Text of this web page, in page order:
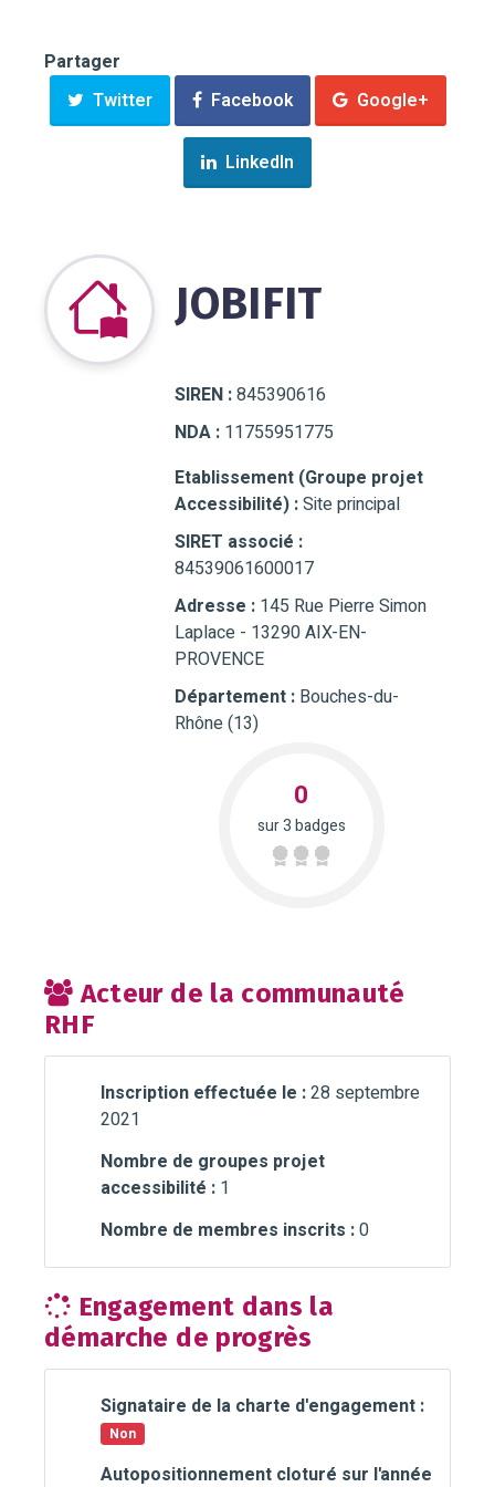
Partager
Twitter
Facebook Google+
LinkedIn
JOBIFIT
SIREN :845390616
NDA : 11755951775
Etablissement (Groupe projet
Accessibilité) :Site principal
SIRET associé :
84539061600017
Adresse : 145 Rue Pierre Simon
Laplace - 13290 AIX-EN-
PROVENCE
Département : Bouches-du-
Rhône (13)
0
sur 3 badges
Acteur de la communauté
RHF
Inscription effectuée le :28 septembre
2021
Nombre de groupes projet
accessibilité : 1
Nombre de membres inscrits :0
Engagement dans la
démarche de progrès
Signataire de la charte d'engagement :
Non
Autopositionnement cloturé sur l'année